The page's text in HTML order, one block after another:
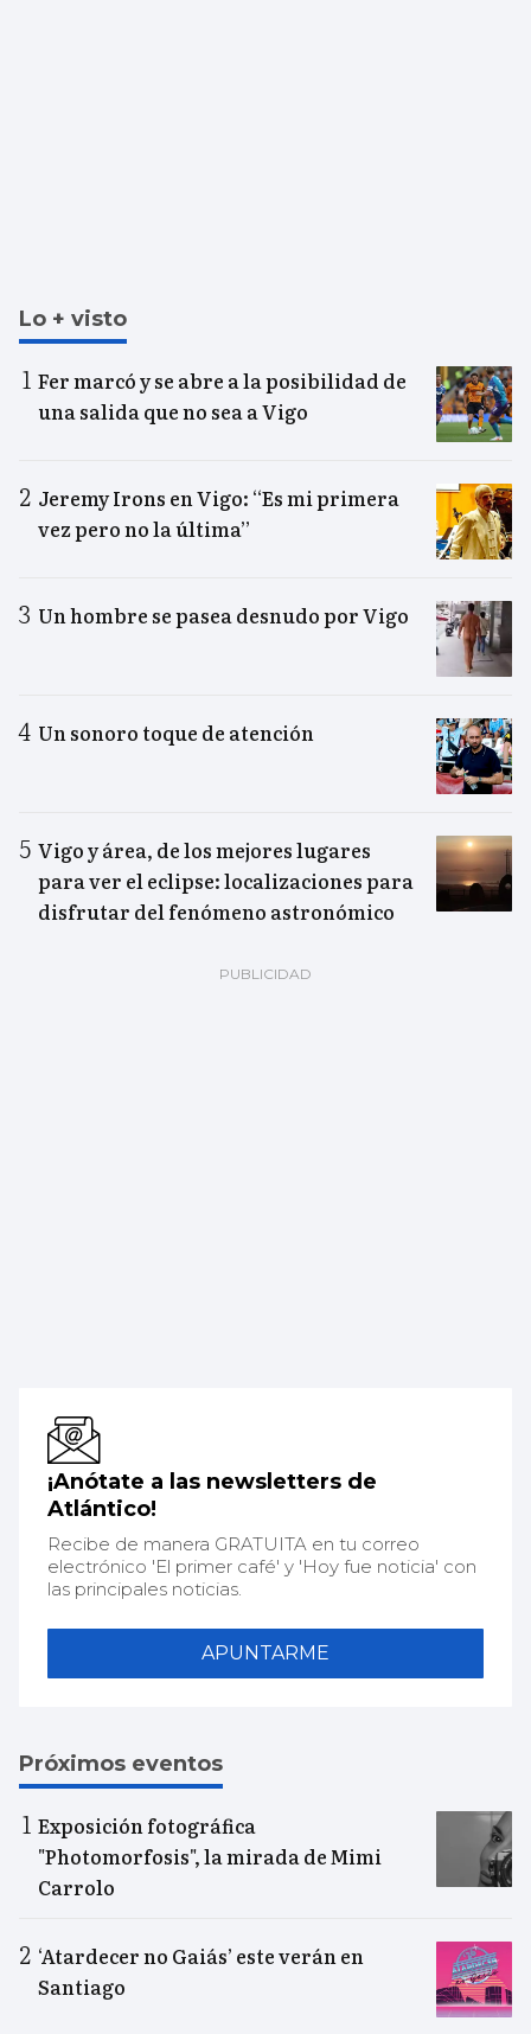
Lo + visto
Fer marcó y se abre a la posibilidad de
una salida que no sea a Vigo
Jeremy Irons en Vigo: “Es mi primera
vez pero no la última”
Un hombre se pasea desnudo por Vigo
Un sonoro toque de atención
Vigo y área, de los mejores lugares
para ver el eclipse: localizaciones para
disfrutar del fenómeno astronómico
¡Anótate a las newsletters de
Atlántico!
Recibe de manera GRATUITA en tu correo
electrónico 'El primer café' y 'Hoy fue noticia' con
las principales noticias.
APUNTARME
Próximos eventos
Exposición fotográfica
"Photomorfosis", la mirada de Mimi
Carrolo
‘Atardecer no Gaiás’ este verán en
Santiago